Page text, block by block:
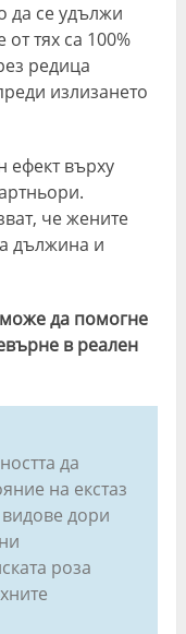
да се удължи
тях са 100%
редица
излизането
ефект върху
че жените
дължина и
да помогне
в реален
да
на екстаз
дори
роза